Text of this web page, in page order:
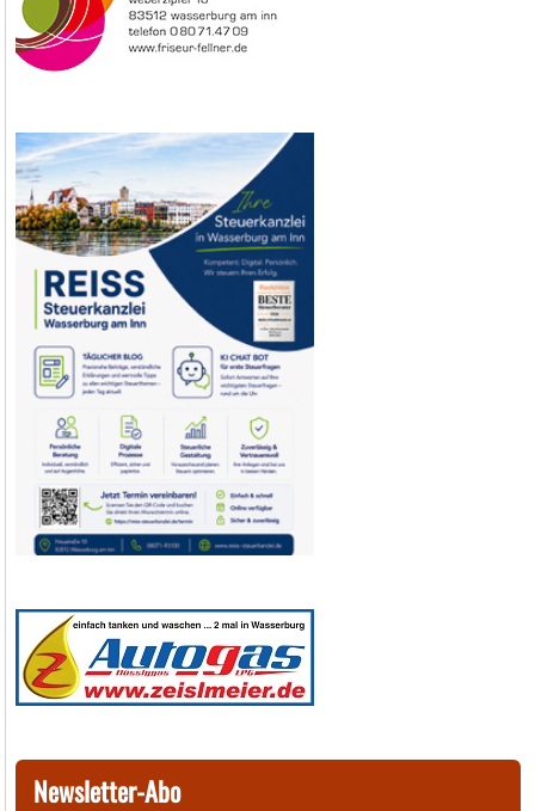
Newsletter-Abo